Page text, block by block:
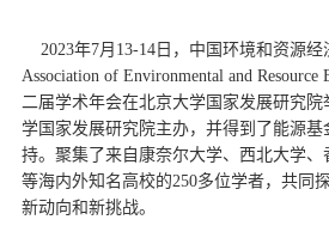
2023年7月13-14日，中国环境和资源经
Association of Environmental and Resource
二届学术年会在北京大学国家发展研究
学国家发展研究院主办，并得到了能源基
持。聚集了来自康奈尔大学、西北大学
等海内外知名高校的250多位学者，共同
新动向和新挑战。